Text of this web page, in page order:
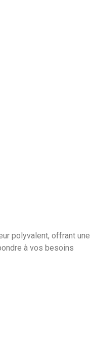
polyvalent, offrant une
à vos besoins